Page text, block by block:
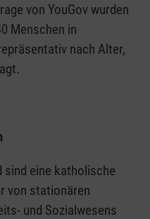
von YouGov wurden
Menschen in
nach Alter,
sind eine katholische
von stationären
und Sozialwesens